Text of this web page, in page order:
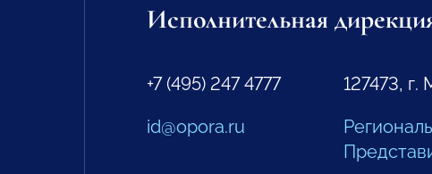
Исполнительная
+7 (495) 247 4777
id@opora.ru
127473,